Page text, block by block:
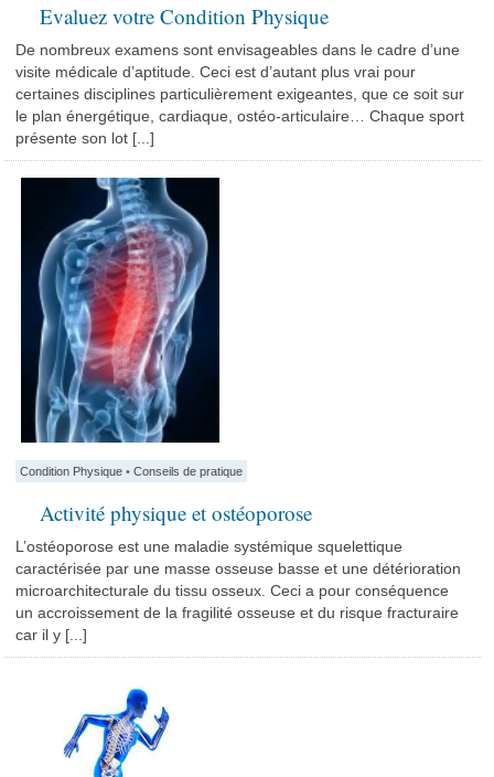
Evaluez votre Condition Physique
De nombreux examens sont envisageables dans le cadre d’une
visite médicale d’aptitude. Ceci est d’autant plus vrai pour
certaines disciplines particulièrement exigeantes, que ce soit sur
le plan énergétique, cardiaque, ostéo-articulaire… Chaque sport
présente son lot [...]
Condition Physique •Conseils de pratique
Activité physique et ostéoporose
L’ostéoporose est une maladie systémique squelettique
caractérisée par une masse osseuse basse et une détérioration
microarchitecturale du tissu osseux. Ceci a pour conséquence
un accroissement de la fragilité osseuse et du risque fracturaire
car il y [...]